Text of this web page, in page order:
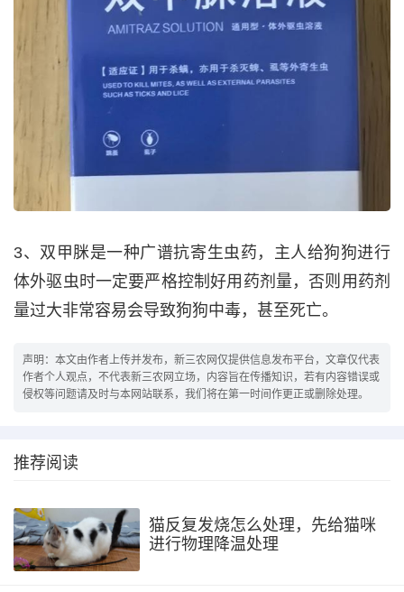
3、双甲脒是一种广谱抗寄生虫药，主人给狗狗进行
体外驱虫时一定要严格控制好用药剂量，否则用药剂
量过大非常容易会导致狗狗中毒，甚至死亡。
声明：本文由作者上传并发布，新三农网仅提供信息发布平台，文章仅代表
作者个人观点，不代表新三农网立场，内容旨在传播知识，若有内容错误或
侵权等问题请及时与本网站联系，我们将在第一时间作更正或删除处理。
推荐阅读
猫反复发烧怎么处理，先给猫咪
进行物理降温处理